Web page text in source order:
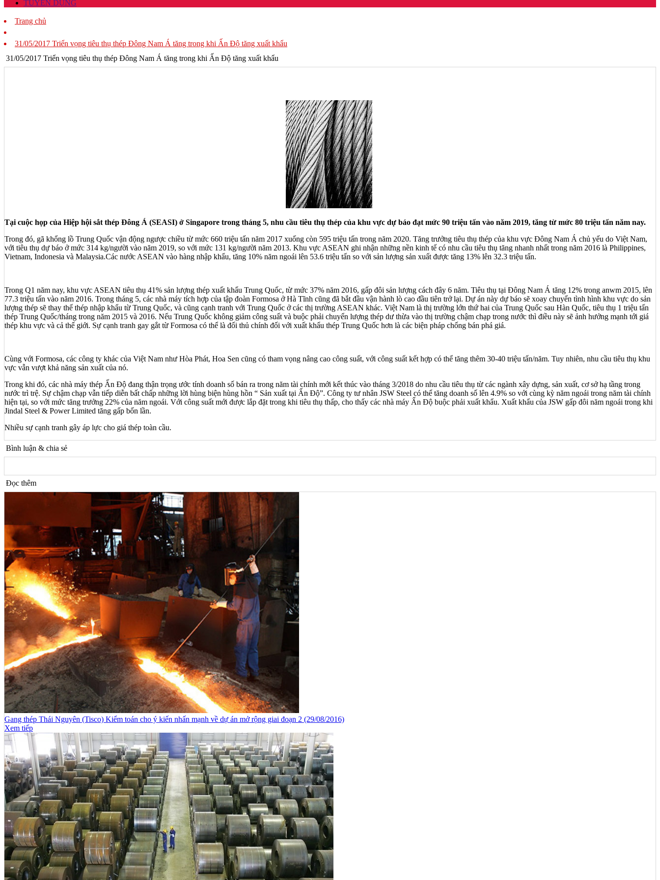
TUYỂN DỤNG
Trang chủ
31/05/2017 Triển vọng tiêu thụ thép Đông Nam Á tăng trong khi Ấn Độ tăng xuất khẩu
31/05/2017 Triển vọng tiêu thụ thép Đông Nam Á tăng trong khi Ấn Độ tăng xuất khẩu
Tại cuộc họp của Hiệp hội sắt thép Đông Á (SEASI) ở Singapore trong tháng 5, nhu cầu tiêu thụ thép của khu vực dự báo đạt mức 90 triệu tấn vào năm 2019, tăng từ mức 80 triệu tấn năm nay.
Trong đó, gã khổng lồ Trung Quốc vận động ngược chiều từ mức 660 triệu tấn năm 2017 xuống còn 595 triệu tấn trong năm 2020. Tăng trưởng tiêu thụ thép của khu vực Đông Nam Á chủ yếu do Việt Nam,
với tiêu thụ dự báo ở mức 314 kg/người vào năm 2019, so với mức 131 kg/người năm 2013. Khu vực ASEAN ghi nhận những nền kinh tế có nhu cầu tiêu thụ tăng nhanh nhất trong năm 2016 là Philippines,
Vietnam, Indonesia và Malaysia.Các nước ASEAN vào hàng nhập khẩu, tăng 10% năm ngoái lên 53.6 triệu tấn so với sản lượng sản xuất được tăng 13% lên 32.3 triệu tấn.
Trong Q1 năm nay, khu vực ASEAN tiêu thụ 41% sản lượng thép xuất khẩu Trung Quốc, từ mức 37% năm 2016, gấp đôi sản lượng cách đây 6 năm. Tiêu thụ tại Đông Nam Á tăng 12% trong anwm 2015, lên
77.3 triệu tấn vào năm 2016. Trong tháng 5, các nhà máy tích hợp của tập đoàn Formosa ở Hà Tĩnh cũng đã bắt đầu vận hành lò cao đầu tiên trở lại. Dự án này dự báo sẽ xoay chuyển tình hình khu vực do sản
lượng thép sẽ thay thế thép nhập khẩu từ Trung Quốc, và cũng cạnh tranh với Trung Quốc ở các thị trường ASEAN khác. Việt Nam là thị trường lớn thứ hai của Trung Quốc sau Hàn Quốc, tiêu thụ 1 triệu tấn
thép Trung Quốc/tháng trong năm 2015 và 2016. Nếu Trung Quốc không giảm công suất và buộc phải chuyển lượng thép dư thừa vào thị trường chậm chạp trong nước thì điều này sẽ ảnh hưởng mạnh tới giá
thép khu vực và cả thế giới. Sự cạnh tranh gay gắt từ Formosa có thể là đối thủ chính đối với xuất khẩu thép Trung Quốc hơn là các biện pháp chống bán phá giá.
Cùng với Formosa, các công ty khác của Việt Nam như Hòa Phát, Hoa Sen cũng có tham vọng nâng cao công suất, với công suất kết hợp có thể tăng thêm 30-40 triệu tấn/năm. Tuy nhiên, nhu cầu tiêu thụ khu
vực vẫn vượt khả năng sản xuất của nó.
Trong khi đó, các nhà máy thép Ấn Độ đang thận trọng ước tính doanh số bán ra trong năm tài chính mới kết thúc vào tháng 3/2018 do nhu cầu tiêu thụ từ các ngành xây dựng, sản xuất, cơ sở hạ tầng trong
nước trì trệ. Sự chậm chạp vẫn tiếp diễn bất chấp những lời hùng biện hùng hồn “ Sản xuất tại Ấn Độ”. Công ty tư nhân JSW Steel có thể tăng doanh số lên 4.9% so với cùng kỳ năm ngoái trong năm tài chính
hiện tại, so với mức tăng trưởng 22% của năm ngoái. Với công suất mới được lắp đặt trong khi tiêu thụ thấp, cho thấy các nhà máy Ấn Độ buộc phải xuất khẩu. Xuất khẩu của JSW gấp đôi năm ngoái trong khi
Jindal Steel & Power Limited tăng gấp bốn lần.
Nhiều sự cạnh tranh gây áp lực cho giá thép toàn cầu.
Bình luận & chia sẻ
Đọc thêm
Gang thép Thái Nguyên (Tisco) Kiểm toán cho ý kiến nhấn mạnh về dự án mở rộng giai đoạn 2 (29/08/2016)
Xem tiếp